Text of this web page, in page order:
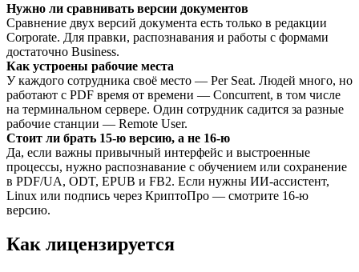
Нужно ли сравнивать версии документов
Сравнение двух версий документа есть только в редакции
Corporate. Для правки, распознавания и работы с формами
достаточно Business.
Как устроены рабочие места
У каждого сотрудника своё место — Per Seat. Людей много, но
работают с PDF время от времени — Concurrent, в том числе
на терминальном сервере. Один сотрудник садится за разные
рабочие станции — Remote User.
Стоит ли брать 15-ю версию, а не 16-ю
Да, если важны привычный интерфейс и выстроенные
процессы, нужно распознавание с обучением или сохранение
в PDF/UA, ODT, EPUB и FB2. Если нужны ИИ-ассистент,
Linux или подпись через КриптоПро — смотрите 16-ю
версию.
Как лицензируется